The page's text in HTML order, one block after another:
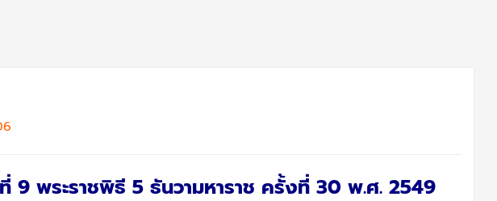
9 พระราชพิธี 5 ธันวามหาราช ครั้งที่ 30 พ.ศ. 2549